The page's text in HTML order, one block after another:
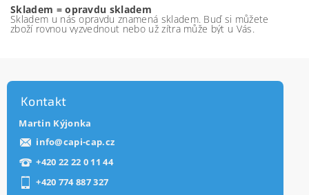
Skladem = opravdu skladem
Skladem u nás opravdu znamená skladem. Buď si můžete
zboží rovnou vyzvednout nebo už zítra může být u Vás.
Kontakt
Martin Kýjonka
info@capi-cap.cz
+420 22 22 0 11 44
+420 774 887 327